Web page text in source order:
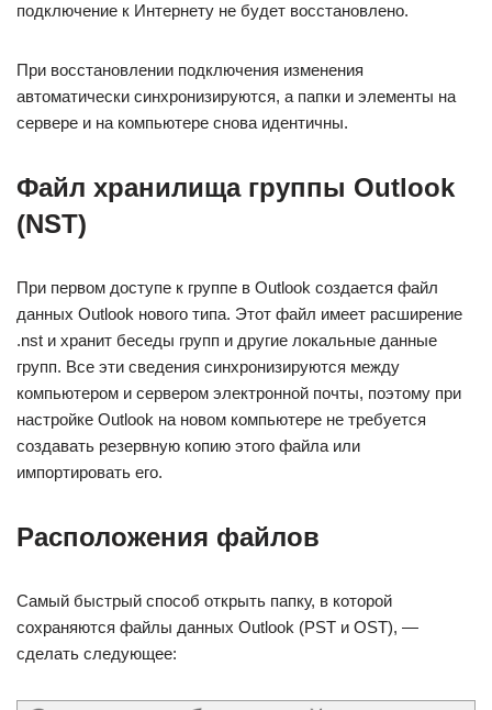
подключение к Интернету не будет восстановлено.
При восстановлении подключения изменения
автоматически синхронизируются, а папки и элементы на
сервере и на компьютере снова идентичны.
Файл хранилища группы Outlook
(NST)
При первом доступе к группе в Outlook создается файл
данных Outlook нового типа. Этот файл имеет расширение
.nst и хранит беседы групп и другие локальные данные
групп. Все эти сведения синхронизируются между
компьютером и сервером электронной почты, поэтому при
настройке Outlook на новом компьютере не требуется
создавать резервную копию этого файла или
импортировать его.
Расположения файлов
Самый быстрый способ открыть папку, в которой
сохраняются файлы данных Outlook (PST и OST), —
сделать следующее: